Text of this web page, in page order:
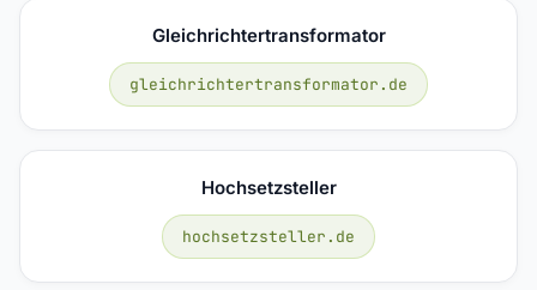
Gleichrichtertransformator
gleichrichtertransformator.de
Hochsetzsteller
hochsetzsteller.de